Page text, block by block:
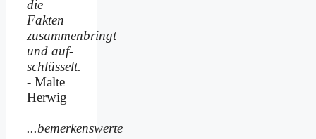
die
Fakten
zusammenbringt
und auf­
schlüsselt.
- Malte
Herwig
...bemerkenswerte